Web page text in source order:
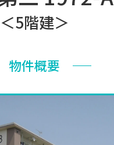
現在お住まい
情報
＜5階建＞
物件概要